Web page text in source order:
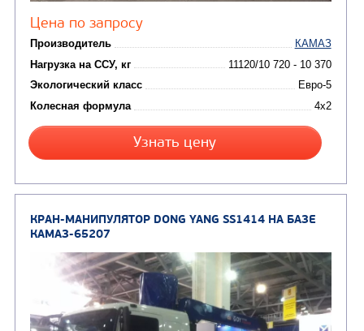
Цена по запросу
Производитель
Узнать цену